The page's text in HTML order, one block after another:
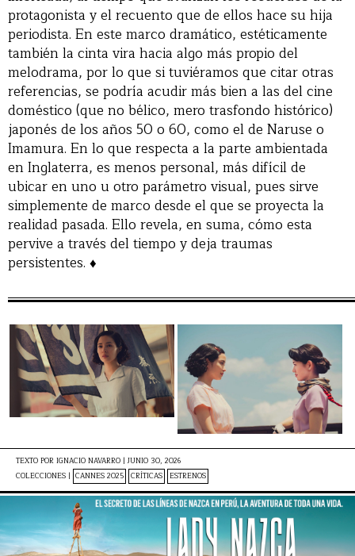
protagonista y el recuento que de ellos hace su hija
periodista. En este marco dramático, estéticamente
también la cinta vira hacia algo más propio del
melodrama, por lo que si tuviéramos que citar otras
referencias, se podría acudir más bien a las del cine
doméstico (que no bélico, mero trasfondo histórico)
japonés de los años 50 o 60, como el de Naruse o
Imamura. En lo que respecta a la parte ambientada
en Inglaterra, es menos personal, más difícil de
ubicar en uno u otro parámetro visual, pues sirve
simplemente de marco desde el que se proyecta la
realidad pasada. Ello revela, en suma, cómo esta
pervive a través del tiempo y deja traumas
persistentes. ♦
TEXTO POR IGNACIO NAVARRO | JUNIO 30, 2026
COLECCIONES | CANNES 2025 CRÍTICAS ESTRENOS